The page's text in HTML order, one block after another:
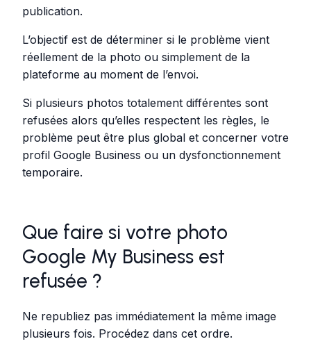
publication.
L’objectif est de déterminer si le problème vient
réellement de la photo ou simplement de la
plateforme au moment de l’envoi.
Si plusieurs photos totalement différentes sont
refusées alors qu’elles respectent les règles, le
problème peut être plus global et concerner votre
profil Google Business ou un dysfonctionnement
temporaire.
Que faire si votre photo
Google My Business est
refusée ?
Ne republiez pas immédiatement la même image
plusieurs fois. Procédez dans cet ordre.